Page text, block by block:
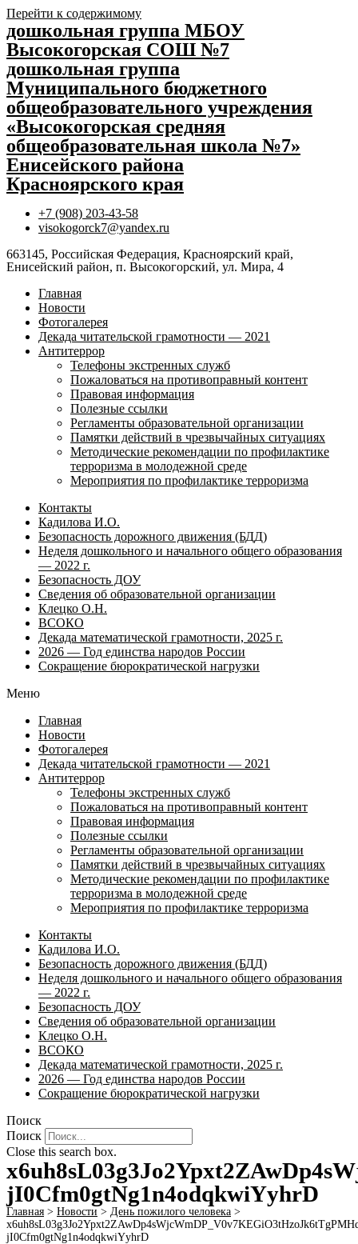
Перейти к содержимому
дошкольная группа МБОУ
Высокогорская СОШ №7
дошкольная группа
Муниципального бюджетного
общеобразовательного учреждения
«Высокогорская средняя
общеобразовательная школа №7»
Енисейского района
Красноярского края
+7 (908) 203-43-58
visokogorck7@yandex.ru
663145, Российская Федерация, Красноярский край,
Енисейский район, п. Высокогорский, ул. Мира, 4
Главная
Новости
Фотогалерея
Декада читательской грамотности — 2021
Антитеррор
Телефоны экстренных служб
Пожаловаться на противоправный контент
Правовая информация
Полезные ссылки
Регламенты образовательной организации
Памятки действий в чрезвычайных ситуациях
Методические рекомендации по профилактике
терроризма в молодежной среде
Мероприятия по профилактике терроризма
Контакты
Кадилова И.О.
Безопасность дорожного движения (БДД)
Неделя дошкольного и начального общего образования
— 2022 г.
Безопасность ДОУ
Сведения об образовательной организации
Клецко О.Н.
ВСОКО
Декада математической грамотности, 2025 г.
2026 — Год единства народов России
Сокращение бюрократической нагрузки
Меню
Главная
Новости
Фотогалерея
Декада читательской грамотности — 2021
Антитеррор
Телефоны экстренных служб
Пожаловаться на противоправный контент
Правовая информация
Полезные ссылки
Регламенты образовательной организации
Памятки действий в чрезвычайных ситуациях
Методические рекомендации по профилактике
терроризма в молодежной среде
Мероприятия по профилактике терроризма
Контакты
Кадилова И.О.
Безопасность дорожного движения (БДД)
Неделя дошкольного и начального общего образования
— 2022 г.
Безопасность ДОУ
Сведения об образовательной организации
Клецко О.Н.
ВСОКО
Декада математической грамотности, 2025 г.
2026 — Год единства народов России
Сокращение бюрократической нагрузки
Поиск
Поиск
Close this search box.
jI0Cfm0gtNg1n4odqkwiYyhrD
Главная > Новости > День пожилого человека >
jI0Cfm0gtNg1n4odqkwiYyhrD